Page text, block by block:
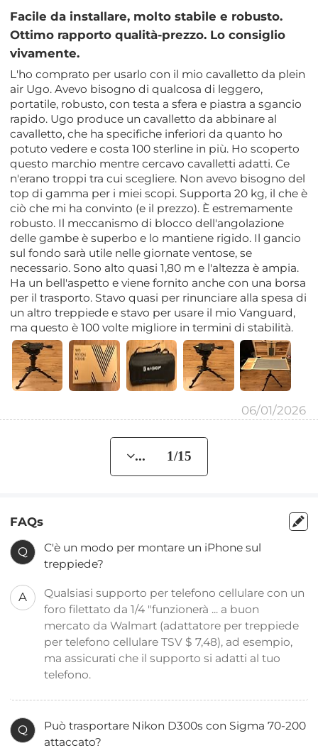
Facile da installare, molto stabile e robusto.
Ottimo rapporto qualità-prezzo. Lo consiglio
vivamente.
L'ho comprato per usarlo con il mio cavalletto da plein
air Ugo. Avevo bisogno di qualcosa di leggero,
portatile, robusto, con testa a sfera e piastra a sgancio
rapido. Ugo produce un cavalletto da abbinare al
cavalletto, che ha specifiche inferiori da quanto ho
potuto vedere e costa 100 sterline in più. Ho scoperto
questo marchio mentre cercavo cavalletti adatti. Ce
n'erano troppi tra cui scegliere. Non avevo bisogno del
top di gamma per i miei scopi. Supporta 20 kg, il che è
ciò che mi ha convinto (e il prezzo). È estremamente
robusto. Il meccanismo di blocco dell'angolazione
delle gambe è superbo e lo mantiene rigido. Il gancio
sul fondo sarà utile nelle giornate ventose, se
necessario. Sono alto quasi 1,80 m e l'altezza è ampia.
Ha un bell'aspetto e viene fornito anche con una borsa
per il trasporto. Stavo quasi per rinunciare alla spesa di
un altro treppiede e stavo per usare il mio Vanguard,
ma questo è 100 volte migliore in termini di stabilità.
06/01/2026
... 1/15
FAQs
Q
C'è un modo per montare un iPhone sul
treppiede?
A
Qualsiasi supporto per telefono cellulare con un
foro filettato da 1/4 "funzionerà ... a buon
mercato da Walmart (adattatore per treppiede
per telefono cellulare TSV $ 7,48), ad esempio,
ma assicurati che il supporto si adatti al tuo
telefono.
Q
Può trasportare Nikon D300s con Sigma 70-200
attaccato?